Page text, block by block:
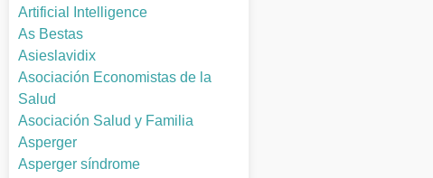
Artificial Intelligence
As Bestas
Asieslavidix
Asociación Economistas de la
Salud
Asociación Salud y Familia
Asperger
Asperger síndrome